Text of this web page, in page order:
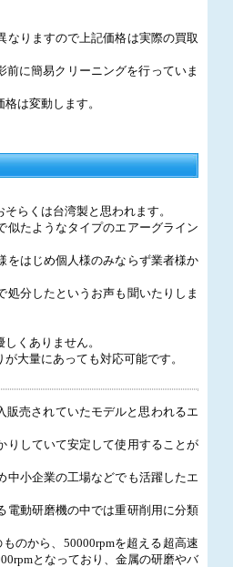
りますので上記価格は実際の買取
に簡易クリーニングを行っていま
は変動します。
らくは台湾製と思われます。
似たようなタイプのエアーグライン
をはじめ個人様のみならず業者様か
分したというお声も聞いたりしま
くありません。
大量にあっても対応可能です。
販売されていたモデルと思われるエ
りしていて安定して使用することが
中小企業の工場などでも活躍したエ
電動研磨機の中では重研削用に分類
のから、50000rpmを超える超高速
となっており、金属の研磨やバ